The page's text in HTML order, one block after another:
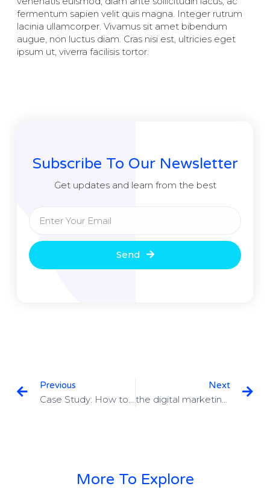
fermentum sapien velit quis magna. Integer rutrum
lacinia ullamcorper. Vivamus sit amet bibendum
augue, non luctus diam. Cras nisi est, ultricies eget
ipsum ut, viverra facilisis tortor.
Subscribe To Our Newsletter
Get updates and learn from the best
Send
Previous Next
More To Explore